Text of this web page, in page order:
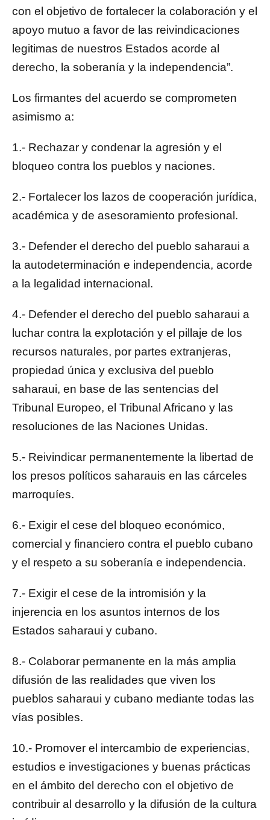
con el objetivo de fortalecer la colaboración y el
apoyo mutuo a favor de las reivindicaciones
legitimas de nuestros Estados acorde al
derecho, la soberanía y la independencia”.
Los firmantes del acuerdo se comprometen
asimismo a:
1.- Rechazar y condenar la agresión y el
bloqueo contra los pueblos y naciones.
2.- Fortalecer los lazos de cooperación jurídica,
académica y de asesoramiento profesional.
3.- Defender el derecho del pueblo saharaui a
la autodeterminación e independencia, acorde
a la legalidad internacional.
4.- Defender el derecho del pueblo saharaui a
luchar contra la explotación y el pillaje de los
recursos naturales, por partes extranjeras,
propiedad única y exclusiva del pueblo
saharaui, en base de las sentencias del
Tribunal Europeo, el Tribunal Africano y las
resoluciones de las Naciones Unidas.
5.- Reivindicar permanentemente la libertad de
los presos políticos saharauis en las cárceles
marroquíes.
6.- Exigir el cese del bloqueo económico,
comercial y financiero contra el pueblo cubano
y el respeto a su soberanía e independencia.
7.- Exigir el cese de la intromisión y la
injerencia en los asuntos internos de los
Estados saharaui y cubano.
8.- Colaborar permanente en la más amplia
difusión de las realidades que viven los
pueblos saharaui y cubano mediante todas las
vías posibles.
10.- Promover el intercambio de experiencias,
estudios e investigaciones y buenas prácticas
en el ámbito del derecho con el objetivo de
contribuir al desarrollo y la difusión de la cultura